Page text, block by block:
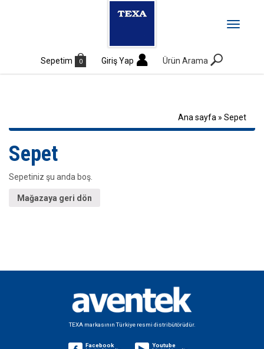
Toggle
Sepetim 0 Giriş Yap Ürün Arama
Ana sayfa » Sepet
Sepet
Sepetiniz şu anda boş.
Mağazaya geri dön
TEXA markasının Türkiye resmi distribütörüdür.
Facebook
Youtube